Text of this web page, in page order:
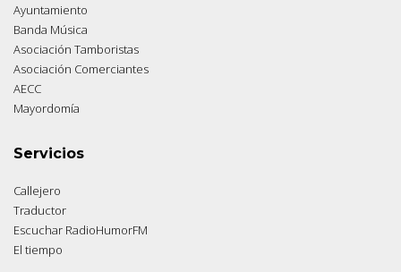
Ayuntamiento
Banda Música
Asociación Tamboristas
Asociación Comerciantes
AECC
Mayordomía
Servicios
Callejero
Traductor
Escuchar RadioHumorFM
El tiempo